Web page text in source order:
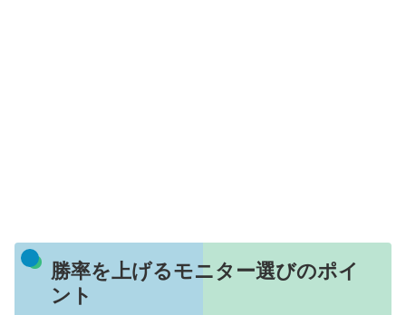
勝率を上げるモニター選びのポイ
ント